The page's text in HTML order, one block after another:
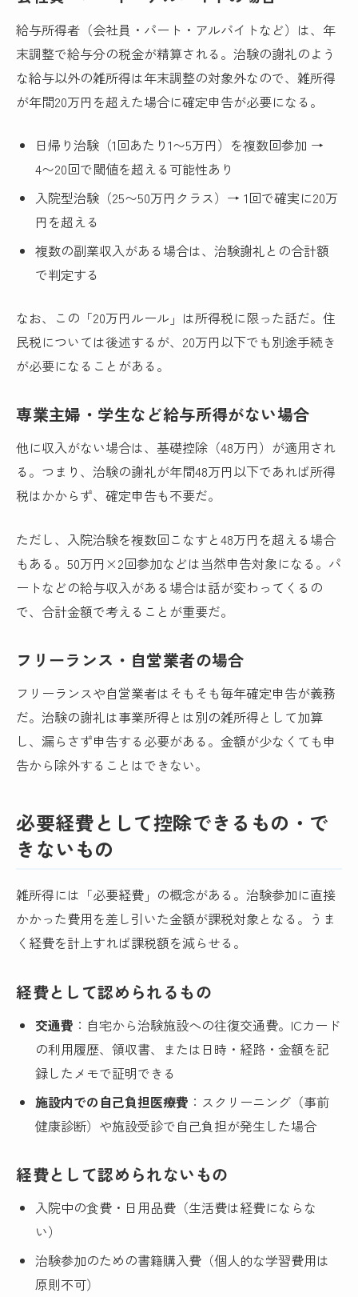
給与所得者（会社員・パート・アルバイトなど）は、年
末調整で給与分の税金が精算される。治験の謝礼のよう
な給与以外の雑所得は年末調整の対象外なので、雑所得
が年間20万円を超えた場合に確定申告が必要になる。
日帰り治験（1回あたり1〜5万円）を複数回参加 →
4〜20回で閾値を超える可能性あり
入院型治験（25〜50万円クラス）→ 1回で確実に20万
円を超える
複数の副業収入がある場合は、治験謝礼との合計額
で判定する
なお、この「20万円ルール」は所得税に限った話だ。住
民税については後述するが、20万円以下でも別途手続き
が必要になることがある。
専業主婦・学生など給与所得がない場合
他に収入がない場合は、基礎控除（48万円）が適用され
る。つまり、治験の謝礼が年間48万円以下であれば所得
税はかからず、確定申告も不要だ。
ただし、入院治験を複数回こなすと48万円を超える場合
もある。50万円×2回参加などは当然申告対象になる。パ
ートなどの給与収入がある場合は話が変わってくるの
で、合計金額で考えることが重要だ。
フリーランス・自営業者の場合
フリーランスや自営業者はそもそも毎年確定申告が義務
だ。治験の謝礼は事業所得とは別の雑所得として加算
し、漏らさず申告する必要がある。金額が少なくても申
告から除外することはできない。
必要経費として控除できるもの・で
きないもの
雑所得には「必要経費」の概念がある。治験参加に直接
かかった費用を差し引いた金額が課税対象となる。うま
く経費を計上すれば課税額を減らせる。
経費として認められるもの
交通費 ：自宅から治験施設への往復交通費。ICカード
の利用履歴、領収書、または日時・経路・金額を記
録したメモで証明できる
施設内での自己負担医療費 ：スクリーニング（事前
健康診断）や施設受診で自己負担が発生した場合
経費として認められないもの
入院中の食費・日用品費（生活費は経費にならな
い）
治験参加のための書籍購入費（個人的な学習費用は
原則不可）